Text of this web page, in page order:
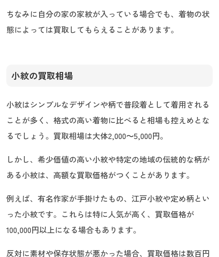
ちなみに自分の家の家紋が入っている場合でも、着物の状
態によっては買取してもらえることがあります。
小紋の買取相場
小紋はシンプルなデザインや柄で普段着として着用される
ことが多く、格式の高い着物に比べると相場も控えめとな
るでしょう。買取相場は大体2,000〜5,000円。
しかし、希少価値の高い小紋や特定の地域の伝統的な柄が
ある小紋は、高額な買取価格がつくことがあります。
例えば、有名作家が手掛けたもの、江戸小紋や定め柄とい
った小紋です。これらは特に人気が高く、買取価格が
100,000円以上になる場合もあります。
反対に素材や保存状態が悪かった場合、買取価格は数百円